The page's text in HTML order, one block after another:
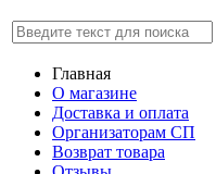
Главная
О магазине
Доставка и оплата
Организаторам СП
Возврат товара